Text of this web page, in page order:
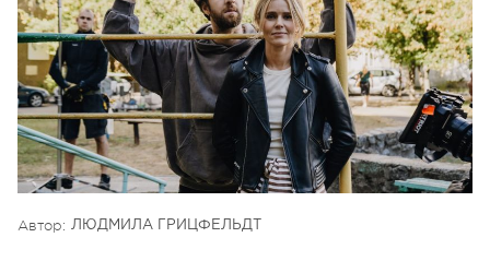
Автор: ЛЮДМИЛА ГРИЦФЕЛЬДТ